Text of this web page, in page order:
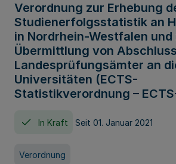
Verordnung zur Erhebung
Studienerfolgsstatistik an
in Nordrhein-Westfalen und
Übermittlung von
Landesprüfungsämter an
Universitäten (ECTS-
Statistikverordnung –
In Kraft Seit 01. Januar 2021
Verordnung